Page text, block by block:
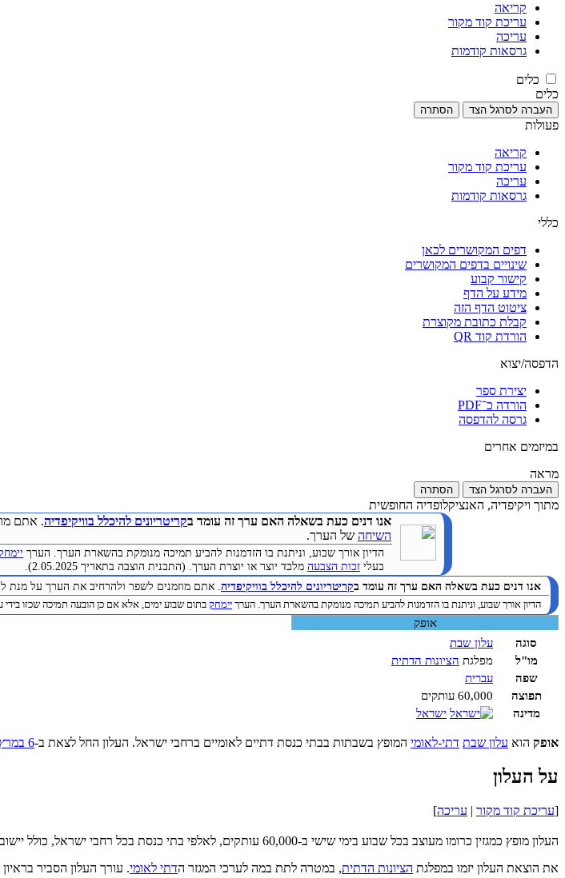
קריאה
עריכת קוד מקור
עריכה
גרסאות קודמות
כלים
כלים
העברה לסרגל הצד הסתרה
פעולות
קריאה
עריכת קוד מקור
עריכה
גרסאות קודמות
כללי
דפים המקושרים לכאן
שינויים בדפים המקושרים
קישור קבוע
מידע על הדף
ציטוט הדף הזה
קבלת כתובת מקוצרת
הורדת קוד QR
הדפסה/יצוא
יצירת ספר
הורדה כ־PDF
גרסה להדפסה
במיזמים אחרים
מראה
העברה לסרגל הצד הסתרה
מתוך ויקיפדיה, האנציקלופדיה החופשית
אנו דנים כעת בשאלה האם ערך זה עומד בקריטריונים להיכלל בוויקיפדיה. אתם
השיחה של הערך.
הדיון אורך שבוע, וניתנת בו הזדמנות להביע תמיכה מנומקת בהשארת הערך. הערך
בעלי זכות הצבעה מלבד יוצר או יוצרת הערך. (התבנית הוצבה בתאריך 2.05.2025).
אנו דנים כעת בשאלה האם ערך זה עומד בקריטריונים להיכלל בוויקיפדיה. אתם מוזמנים לשפר ולהרחיב את הערך על מנת
הדיון אורך שבוע, וניתנת בו הזדמנות להביע תמיכה מנומקת בהשארת הערך. הערך יימחק בתום שבוע ימים, אלא אם כן הובעה תמיכה שכזו בידי
אופק
סוגה
עלון שבת
מו"ל
מפלגת הציונות הדתית
שפה
עברית
תפוצה
60,000 עותקים
מדינה
ישראל
אופק הוא עלון שבת דתי-לאומי המופץ בשבתות בבתי כנסת דתיים לאומיים ברחבי ישראל. העלון החל לצאת ב-6 במרץ
על העלון
[עריכת קוד מקור | עריכה]
העלון מופץ כמגזין כרומו מעוצב בכל שבוע בימי שישי ב-60,000 עותקים, לאלפי בתי כנסת בכל רחבי ישראל, כולל יישובי
את הוצאת העלון יזמו במפלגת הציונות הדתית, במטרה לתת במה לערכי המגזר הדתי לאומי. עורך העלון הסביר בראיון